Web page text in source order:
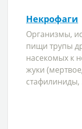
Некрофаги
Организмы,
пищи трупы
насекомых к
жуки
стафилиниды,